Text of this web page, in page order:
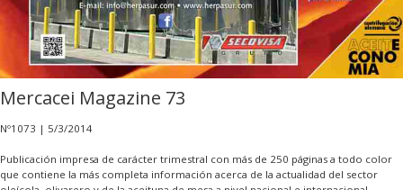
Mercacei Magazine 73
Nº1073 | 5/3/2014
Publicación impresa de carácter trimestral con más de 250 páginas a todo color
que contiene la más completa información acerca de la actualidad del sector